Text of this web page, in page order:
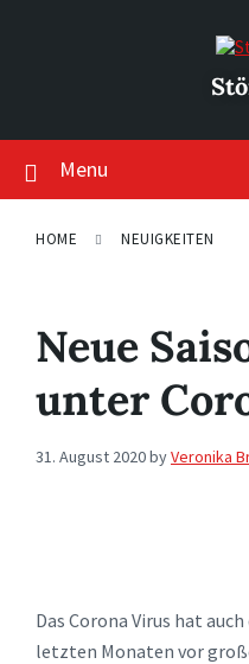
Menu
HOME NEUIGKEITEN
Neue
unter
31. August 2020byVeronika
Das Corona Virus hat
letzten Monaten vor